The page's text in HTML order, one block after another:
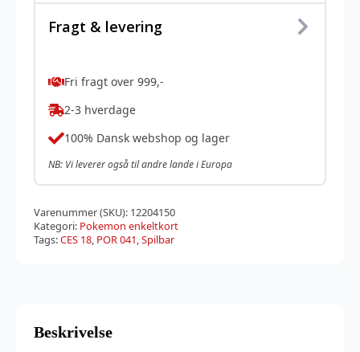
Fragt & levering
Fri fragt over 999,-
2-3 hverdage
100% Dansk webshop og lager
NB: Vi leverer også til andre lande i Europa
Varenummer (SKU): 12204150
Kategori: Pokemon enkeltkort
Tags:CES 18 POR 041 Spilbar
Beskrivelse